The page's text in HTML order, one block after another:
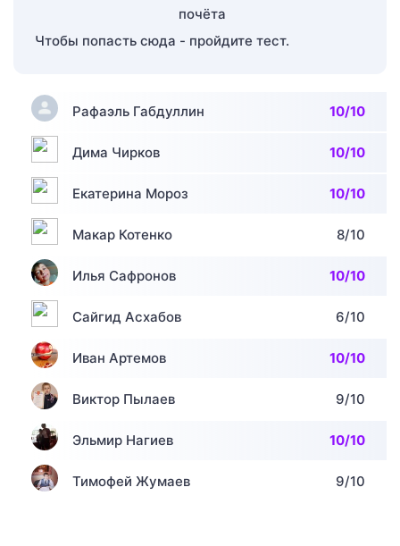
Чтобы попасть сюда - пройдите тест.
Рафаэль Габдуллин 10/10
Дима Чирков 10/10
Екатерина Мороз 10/10
Макар Котенко 8/10
Илья Сафронов 10/10
Сайгид Асхабов 6/10
Иван Артемов 10/10
Виктор Пылаев 9/10
Эльмир Нагиев 10/10
Тимофей Жумаев 9/10